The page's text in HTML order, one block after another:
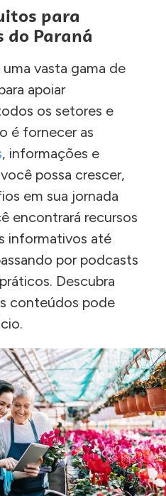
para
do Paraná
vasta gama de
apoiar
os setores e
é fornecer as
, informações e
possa crescer,
em sua jornada
encontrará recursos
informativos até
por podcasts
Descubra
conteúdos pode